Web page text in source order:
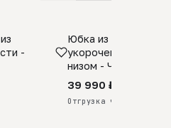
-
ПРЕДЗАКАЗ
Юбка из
укороченная с
низом - Черный
39 990 ₽
Отгрузка через 25 дней